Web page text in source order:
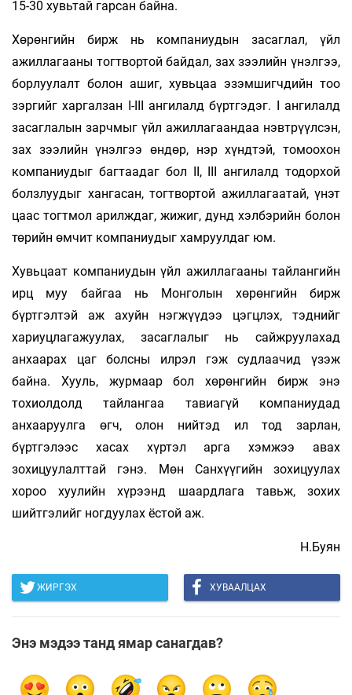
15-30 хувьтай гарсан байна.
Хөрөнгийн бирж нь компаниудын засаглал, үйл
ажиллагааны тогтвортой байдал, зах зээлийн үнэлгээ,
борлуулалт болон ашиг, хувьцаа эзэмшигчдийн тоо
зэргийг харгалзан I-III ангилалд бүртгэдэг. I ангилалд
засаглалын зарчмыг үйл ажиллагаандаа нэвтрүүлсэн,
зах зээлийн үнэлгээ өндөр, нэр хүндтэй, томоохон
компаниудыг багтаадаг бол II, III ангилалд тодорхой
болзлуудыг хангасан, тогтвортой ажиллагаатай, үнэт
цаас тогтмол арилждаг, жижиг, дунд хэлбэрийн болон
төрийн өмчит компаниудыг хамруулдаг юм.
Хувьцаат компаниудын үйл ажиллагааны тайлангийн
ирц муу байгаа нь Монголын хөрөнгийн бирж
бүртгэлтэй аж ахуйн нэгжүүдээ цэгцлэх, тэднийг
хариуцлагажуулах, засаглалыг нь сайжруулахад
анхаарах цаг болсны илрэл гэж судлаачид үзэж
байна. Хууль, журмаар бол хөрөнгийн бирж энэ
тохиолдолд тайлангаа тавиагүй компаниудад
анхааруулга өгч, олон нийтэд ил тод зарлан,
бүртгэлээс хасах хүртэл арга хэмжээ авах
зохицуулалттай гэнэ. Мөн Санхүүгийн зохицуулах
хороо хуулийн хүрээнд шаардлага тавьж, зохих
шийтгэлийг ногдуулах ёстой аж.
Н.Буян
ЖИРГЭХ ХУВААЛЦАХ
Энэ мэдээ танд ямар санагдав?